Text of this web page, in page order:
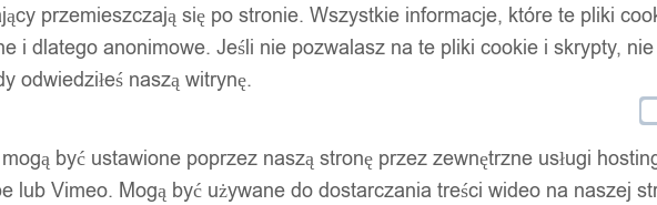
Zgodnie z regulaminem (§ 8, pkt 8), koszt odesłania produktu leży po
przemieszczają się po stronie. Wszystkie informacje, które te pliki
i dlatego anonimowe. Jeśli nie pozwalasz na te pliki cookie i skrypty, nie
odwiedziłeś naszą witrynę.
być ustawione poprzez naszą stronę przez zewnętrzne usługi
lub Vimeo. Mogą być używane do dostarczania treści wideo na naszej